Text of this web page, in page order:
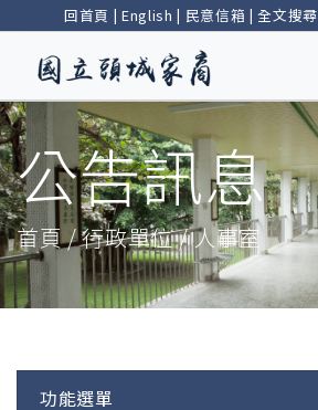
回首頁 | English | 民意信箱 |全文搜尋
公告訊息
首頁 / 行政單位 / 人事室
功能選單